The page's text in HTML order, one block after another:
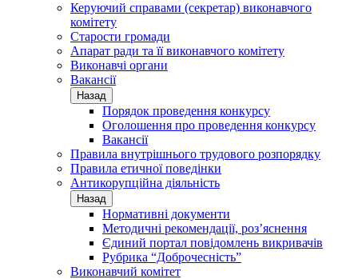
Керуючий справами (секретар) виконавчого
комітету
Старости громади
Апарат ради та її виконавчого комітету
Виконавчі органи
Вакансії
Назад
Порядок проведення конкурсу
Оголошення про проведення конкурсу
Вакансії
Правила внутрішнього трудового розпорядку
Правила етичної поведінки
Антикорупційна діяльність
Назад
Нормативні документи
Методичні рекомендації, роз’яснення
Єдиний портал повідомлень викривачів
Рубрика “Доброчесність”
Виконавчий комітет